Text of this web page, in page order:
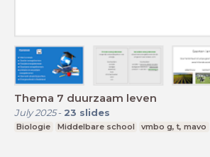
Thema 7 duurzaam leven
July 2025- 23 slides
Biologie Middelbare school vmbo g, t, mavo